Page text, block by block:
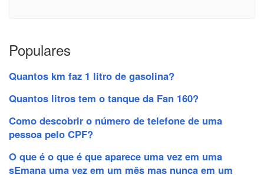
Populares
Quantos km faz 1 litro de gasolina?
Quantos litros tem o tanque da Fan 160?
Como descobrir o número de telefone de uma
pessoa pelo CPF?
O que é o que é que aparece uma vez em uma
sEmana uma vez em um mês mas nunca em um